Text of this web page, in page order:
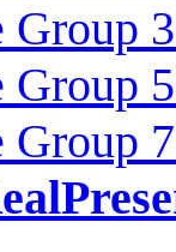
Group
Group
Group